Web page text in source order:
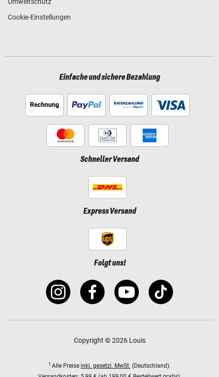
Umweltschutz
Cookie-Einstellungen
Einfache und sichere Bezahlung
Schneller Versand
Express Versand
Folgt uns!
Copyright © 2026 Louis
1 Alle Preise inkl. gesetzl. MwSt. (Deutschland).